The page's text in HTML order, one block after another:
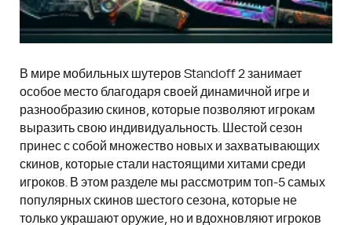
В мире мобильных шутеров Standoff 2 занимает
особое место благодаря своей динамичной игре и
разнообразию скинов, которые позволяют игрокам
выразить свою индивидуальность. Шестой сезон
принес с собой множество новых и захватывающих
скинов, которые стали настоящими хитами среди
игроков. В этом разделе мы рассмотрим топ-5 самых
популярных скинов шестого сезона, которые не
только украшают оружие, но и вдохновляют игроков